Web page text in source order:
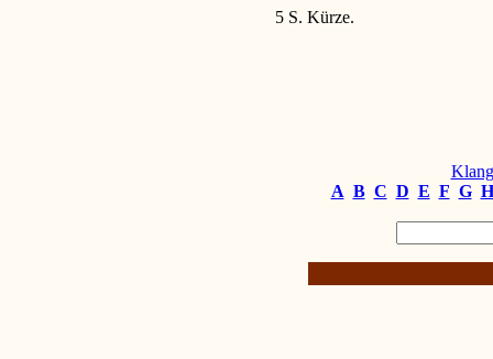
5 S. Kürze.
A B C D E F G H